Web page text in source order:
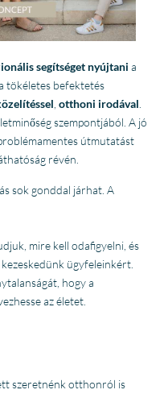
segítséget nyújtani a
tökéletes befektetés
,otthoni irodával
szempontjából. A jó
útmutatást
révén.
sok gonddal járhat. A
mire kell odafigyelni, és
ügyfeleinkért.
hogy a
az életet.
szeretnénk otthonról is